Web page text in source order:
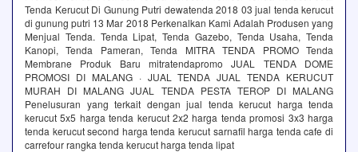
Tenda Kerucut Di Gunung Putri dewatenda 2018 03 jual tenda kerucut
di gunung putri 13 Mar 2018 Perkenalkan Kami Adalah Produsen yang
Menjual Tenda. Tenda Lipat, Tenda Gazebo, Tenda Usaha, Tenda
Kanopi, Tenda Pameran, Tenda MITRA TENDA PROMO Tenda
Membrane Produk Baru mitratendapromo JUAL TENDA DOME
PROMOSI DI MALANG · JUAL TENDA JUAL TENDA KERUCUT
MURAH DI MALANG JUAL TENDA PESTA TEROP DI MALANG
Penelusuran yang terkait dengan jual tenda kerucut harga tenda
kerucut 5x5 harga tenda kerucut 2x2 harga tenda promosi 3x3 harga
tenda kerucut second harga tenda kerucut sarnafil harga tenda cafe di
carrefour rangka tenda kerucut harga tenda lipat